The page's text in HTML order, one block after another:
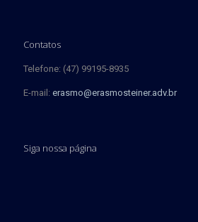
Contatos
Telefone: (47) 99195-8935
E-mail: erasmo@erasmosteiner.adv.br
Siga nossa página